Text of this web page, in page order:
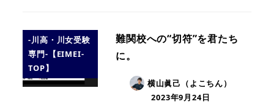
-川高・川女受験
専門-【EIMEI-
TOP】
難関校への“切符”を君たち
に。
横山眞己（よこちん）
2023年9月24日